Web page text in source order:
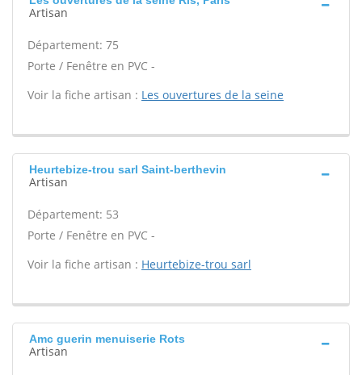
Artisan
Département: 75
Porte / Fenêtre en PVC -
Voir la fiche artisan : Les ouvertures de la seine
Heurtebize-trou sarl Saint-berthevin
Artisan
Département: 53
Porte / Fenêtre en PVC -
Voir la fiche artisan : Heurtebize-trou sarl
Amc guerin menuiserie Rots
Artisan